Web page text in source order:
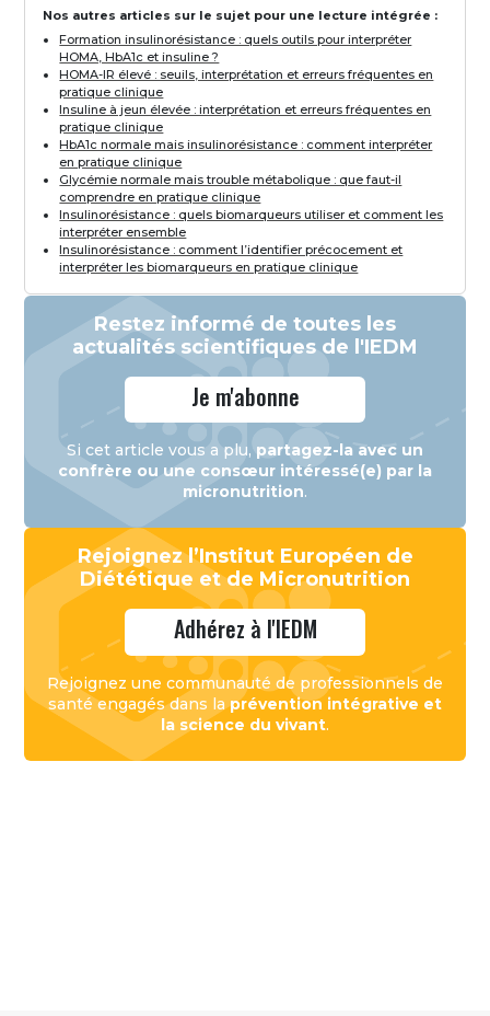
Nos autres articles sur le sujet pour une lecture intégrée :
Formation insulinorésistance : quels outils pour interpréter
HOMA, HbA1c et insuline ?
HOMA-IR élevé : seuils, interprétation et erreurs fréquentes en
pratique clinique
Insuline à jeun élevée : interprétation et erreurs fréquentes en
pratique clinique
HbA1c normale mais insulinorésistance : comment interpréter
en pratique clinique
Glycémie normale mais trouble métabolique : que faut-il
comprendre en pratique clinique
Insulinorésistance : quels biomarqueurs utiliser et comment les
interpréter ensemble
Insulinorésistance : comment l’identifier précocement et
interpréter les biomarqueurs en pratique clinique
Restez informé de toutes les
actualités scientifiques de l'IEDM
Je m'abonne
Si cet article vous a plu, partagez-la avec un
confrère ou une consœur intéressé(e) par la
micronutrition.
Rejoignez l’Institut Européen de
Diététique et de Micronutrition
Adhérez à l'IEDM
Rejoignez une communauté de professionnels de
santé engagés dans laprévention intégrative et
la science du vivant.